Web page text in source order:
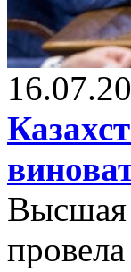
Высшая